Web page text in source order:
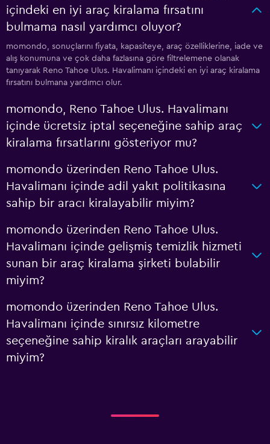
içindeki en iyi araç kiralama fırsatını
bulmama nasıl yardımcı oluyor?
momondo, sonuçlarını fiyata, kapasiteye, araç özelliklerine, iade ve
alış konumuna ve çok daha fazlasına göre filtrelemene olanak
tanıyarak Reno Tahoe Ulus. Havalimanı içindeki en iyi araç kiralama
fırsatını bulmana yardımcı olur.
momondo, Reno Tahoe Ulus. Havalimanı
içinde ücretsiz iptal seçeneğine sahip araç
kiralama fırsatlarını gösteriyor mu?
momondo üzerinden Reno Tahoe Ulus.
Havalimanı içinde adil yakıt politikasına
sahip bir aracı kiralayabilir miyim?
momondo üzerinden Reno Tahoe Ulus.
Havalimanı içinde gelişmiş temizlik hizmeti
sunan bir araç kiralama şirketi bulabilir
miyim?
momondo üzerinden Reno Tahoe Ulus.
Havalimanı içinde sınırsız kilometre
seçeneğine sahip kiralık araçları arayabilir
miyim?